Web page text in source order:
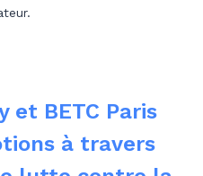
et BETC Paris
à travers